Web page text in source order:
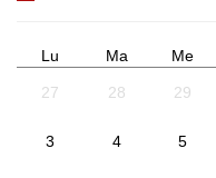
Lu Ma Me
27 28 29
3 4 5